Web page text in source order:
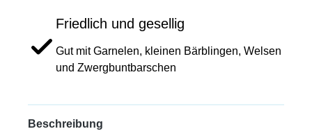
Friedlich und gesellig
Gut mit Garnelen, kleinen Bärblingen, Welsen
und Zwergbuntbarschen
Beschreibung